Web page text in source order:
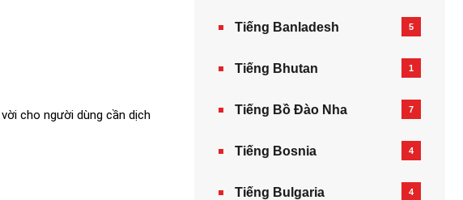
cho người dùng cần dịch
Tiếng Banladesh 5
Tiếng Bhutan 1
Tiếng Bồ Đào Nha 7
Tiếng Bosnia 4
Tiếng Bulgaria 4